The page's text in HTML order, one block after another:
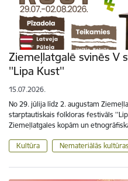
Ziemeļlatgalē svinēs V
''Lipa Kust''
15.07.2026.
No 29. jūlija līdz 2. augustam
starptautiskais folkloras festivāls
Ziemeļlatgales kopām un
Kultūra Nemateriālās